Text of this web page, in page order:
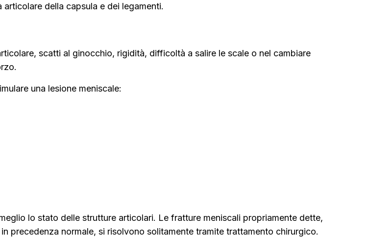
della capsula e dei legamenti.
scatti al ginocchio, rigidità, difficoltà a salire le scale o nel cambiare
una lesione meniscale:
lo stato delle strutture articolari. Le fratture meniscali propriamente dette,
precedenza normale, si risolvono solitamente tramite trattamento chirurgico.